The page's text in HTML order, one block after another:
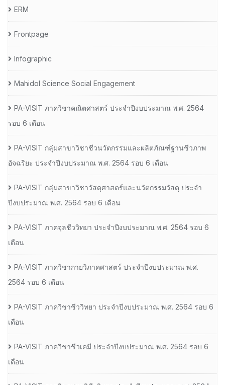
ERM
Frontpage
Infographic
Mahidol Science Social Engagement
PA-VISIT ภาควิชาคณิตศาสตร์ ประจำปีงบประมาณ พ.ศ. 2564
รอบ 6 เดือน
PA-VISIT กลุ่มสาขาวิชาชีวนวัตกรรมและผลิตภัณฑ์ฐานชีวภาพ
อัจฉริยะ ประจำปีงบประมาณ พ.ศ. 2564 รอบ 6 เดือน
PA-VISIT กลุ่มสาขาวิชาวัสดุศาสตร์และนวัตกรรมวัสดุ ประจำ
ปีงบประมาณ พ.ศ. 2564 รอบ 6 เดือน
PA-VISIT ภาคจุลชีววิทยา ประจำปีงบประมาณ พ.ศ. 2564 รอบ 6
เดือน
PA-VISIT ภาควิชากายวิภาคศาสตร์ ประจำปีงบประมาณ พ.ศ.
2564 รอบ 6 เดือน
PA-VISIT ภาควิชาชีววิทยา ประจำปีงบประมาณ พ.ศ. 2564 รอบ 6
เดือน
PA-VISIT ภาควิชาชีวเคมี ประจำปีงบประมาณ พ.ศ. 2564 รอบ 6
เดือน